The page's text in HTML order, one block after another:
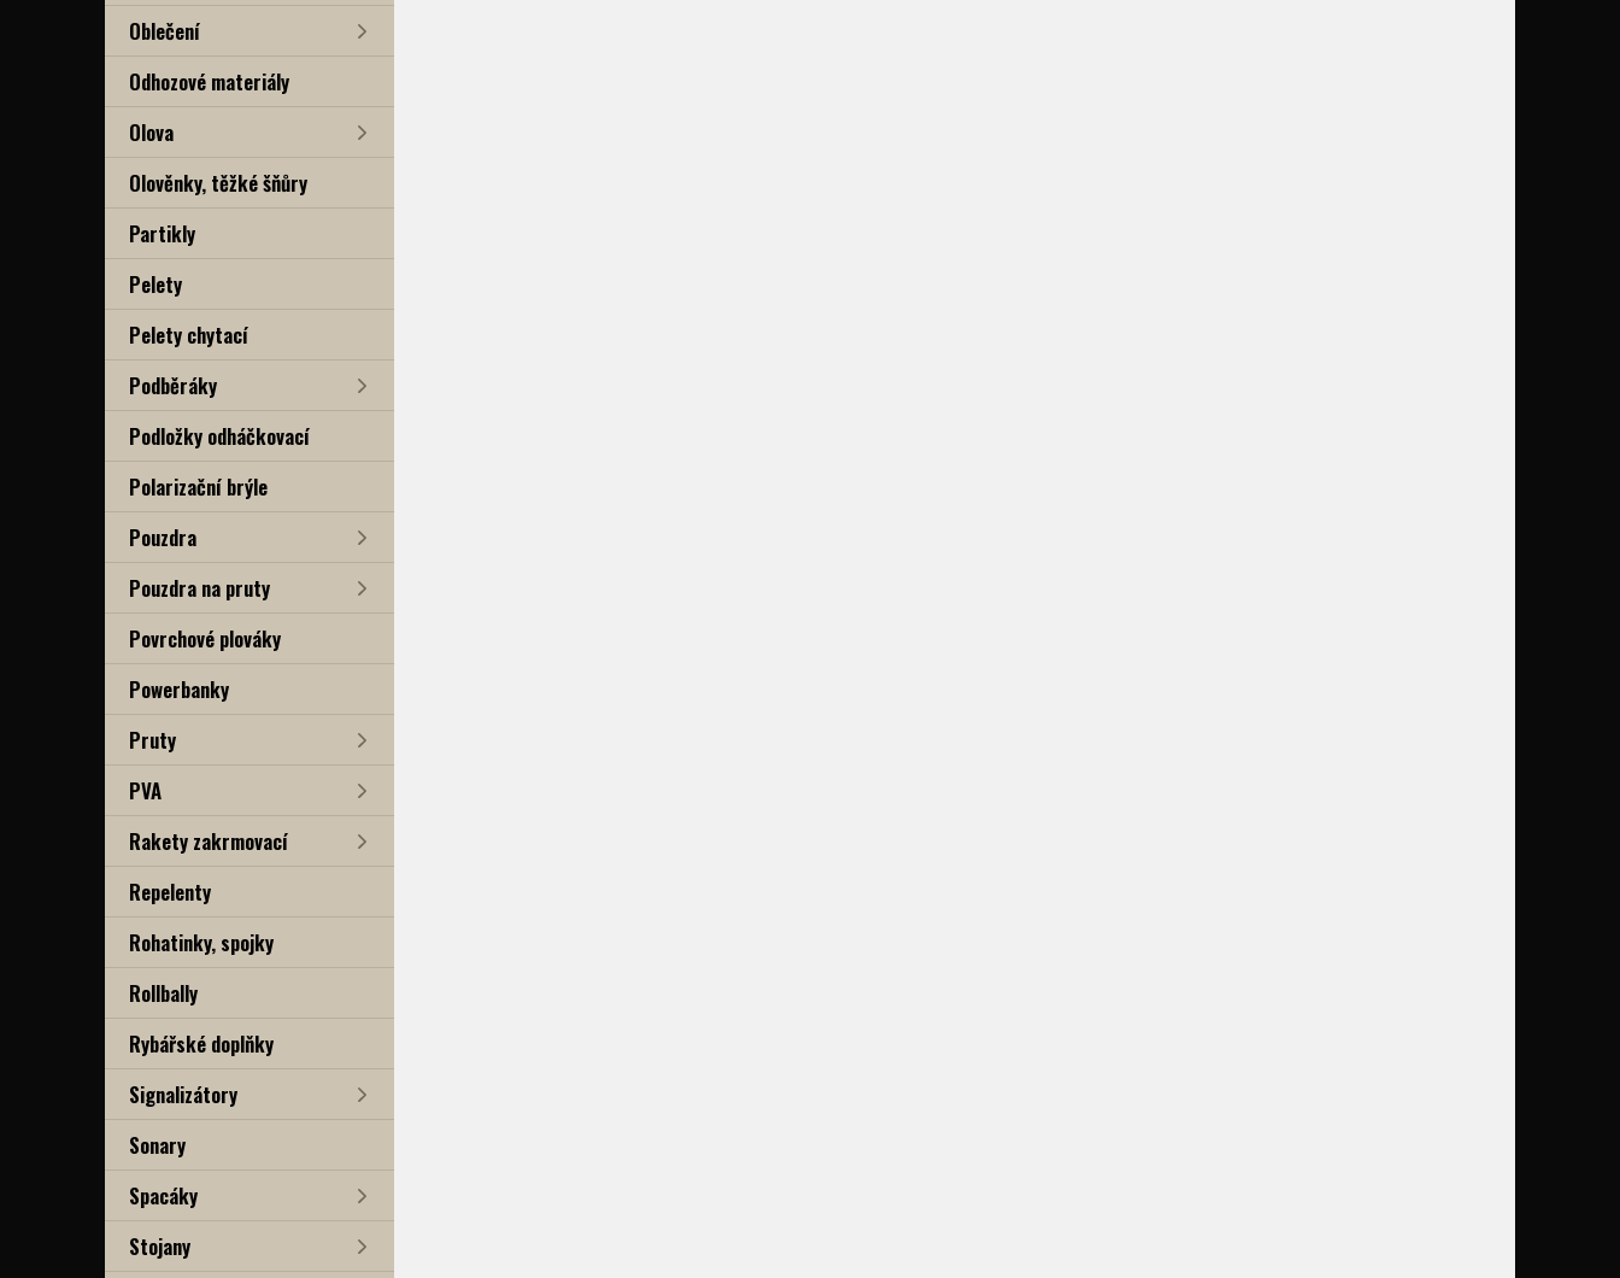
Oblečení
Odhozové materiály
Olova
Olověnky, těžké šňůry
Partikly
Pelety
Pelety chytací
Podběráky
Podložky odháčkovací
Polarizační brýle
Pouzdra
Pouzdra na pruty
Povrchové plováky
Powerbanky
Pruty
PVA
Rakety zakrmovací
Repelenty
Rohatinky, spojky
Rollbally
Rybářské doplňky
Signalizátory
Sonary
Spacáky
Stojany